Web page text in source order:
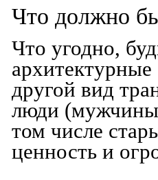
Что должно
Что угодно,
другой вид
люди
том числе
ценность и